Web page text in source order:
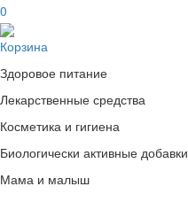
0
Корзина
Здоровое питание
Лекарственные средства
Косметика и гигиена
Биологически активные добавки
Мама и малыш